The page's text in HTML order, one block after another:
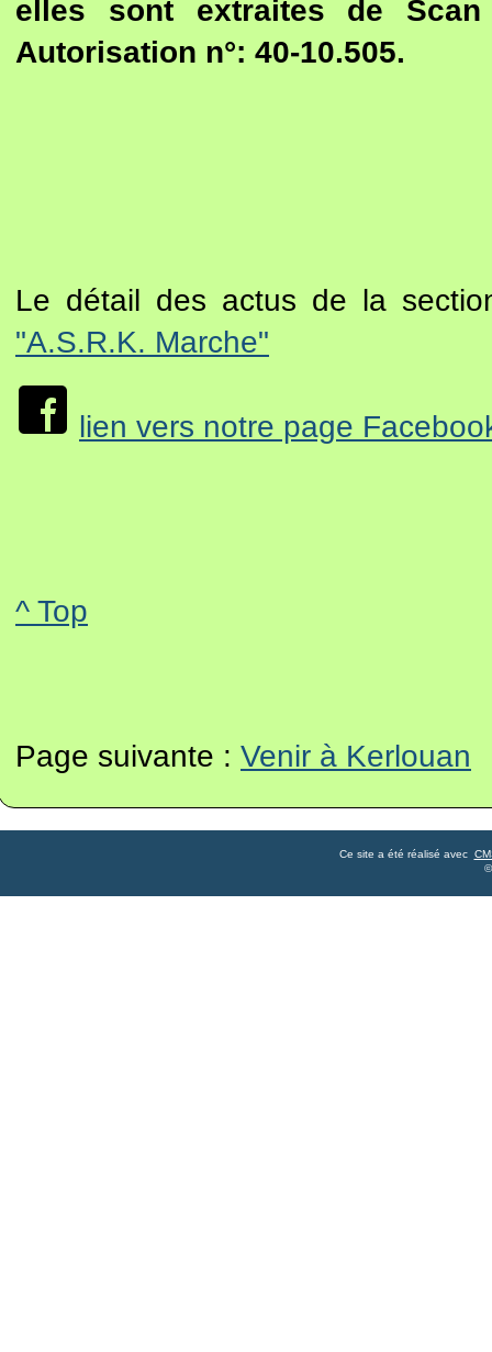
elles sont extraites de
Autorisation n°: 40-10.505.
Le détail des actus de la
"A.S.R.K. Marche"
lien vers notre page
^ Top
Page suivante : Venir à Kerlouan
Ce site a été réalisé avec